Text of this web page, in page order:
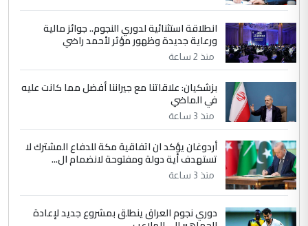
5 سردار
التعليق : واحد من عصابة علي ماما يسقط
جنسية الرافد الثالث للعراق ومن اصول عريقة
الموضوع :
الجواهري يرد على صدام حسين سل
مضجعيك يابن الزنا (نص كامل)
انطلاقة استثنائية لدوري النجوم.. جوائز مالية
ورعاية جديدة وظهور مؤثر لأحمد راضي
منذ 2 ساعة
بزشكيان: علاقاتنا مع جيراننا أفضل مما كانت عليه
في الماضي
منذ 3 ساعة
أردوغان يؤكد ان اتفاقية مكة للدفاع المشترك لا
تستهدف أية دولة ومفتوحة لانضمام ال...
منذ 3 ساعة
دوري نجوم العراق ينطلق بمشروع جديد لإعادة